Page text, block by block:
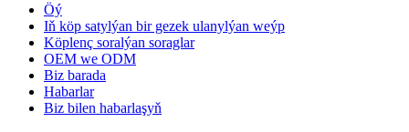
Öý
Iň köp satylýan bir gezek ulanylýan weýp
Köplenç soralýan soraglar
OEM we ODM
Biz barada
Habarlar
Biz bilen habarlaşyň